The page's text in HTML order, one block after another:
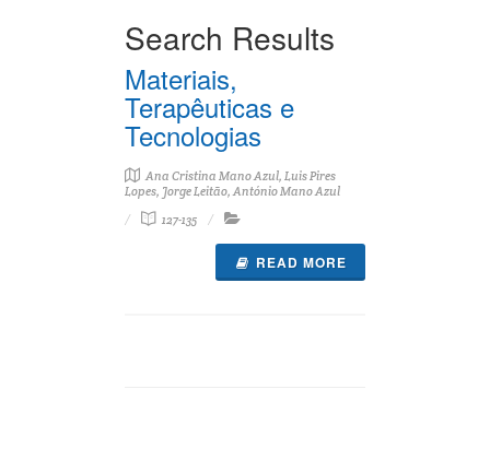
Search Results
Materiais,
Terapêuticas e
Tecnologias
Ana Cristina Mano Azul, Luis Pires
Lopes, Jorge Leitão, António Mano Azul
127-135
READ MORE